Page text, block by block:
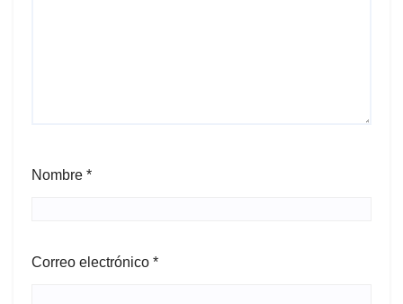
Nombre *
Correo electrónico *